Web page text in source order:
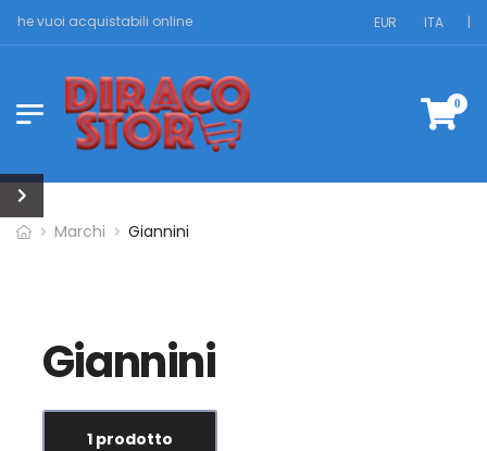
vuoi acquistabili online EUR ITA |
0
Marchi Giannini
Giannini
1 prodotto